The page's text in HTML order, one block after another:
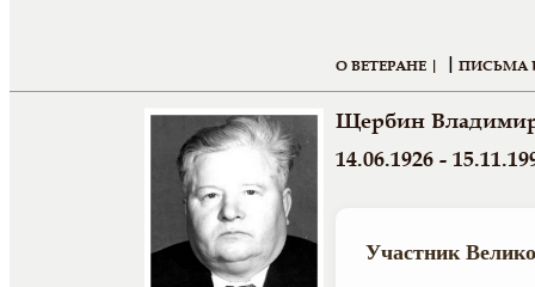
О ВЕТЕРАНЕ | | ПИСЬМА
Щербин
14.06.1926 -
Участник